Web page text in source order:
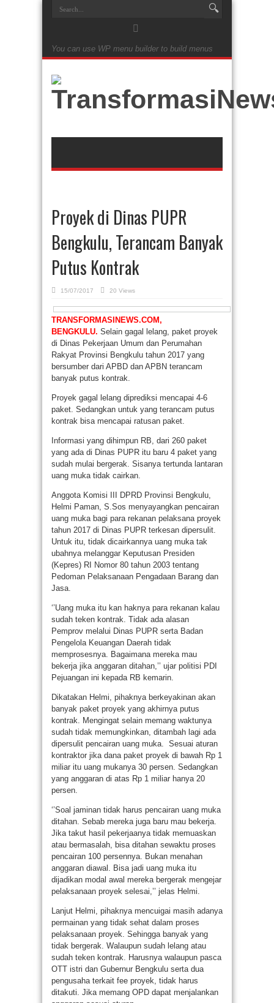
You can use WP menu builder to build menus
Proyek di Dinas PUPR
Bengkulu, Terancam Banyak
Putus Kontrak
15/07/2017 20 Views
TRANSFORMASINEWS.COM,
BENGKULU. Selain gagal lelang, paket proyek
di Dinas Pekerjaan Umum dan Perumahan
Rakyat Provinsi Bengkulu tahun 2017 yang
bersumber dari APBD dan APBN terancam
banyak putus kontrak.
Proyek gagal lelang diprediksi mencapai 4-6
paket. Sedangkan untuk yang terancam putus
kontrak bisa mencapai ratusan paket.
Informasi yang dihimpun RB, dari 260 paket
yang ada di Dinas PUPR itu baru 4 paket yang
sudah mulai bergerak. Sisanya tertunda lantaran
uang muka tidak cairkan.
Anggota Komisi III DPRD Provinsi Bengkulu,
Helmi Paman, S.Sos menyayangkan pencairan
uang muka bagi para rekanan pelaksana proyek
tahun 2017 di Dinas PUPR terkesan dipersulit.
Untuk itu, tidak dicairkannya uang muka tak
ubahnya melanggar Keputusan Presiden
(Kepres) RI Nomor 80 tahun 2003 tentang
Pedoman Pelaksanaan Pengadaan Barang dan
Jasa.
‘’Uang muka itu kan haknya para rekanan kalau
sudah teken kontrak. Tidak ada alasan
Pemprov melalui Dinas PUPR serta Badan
Pengelola Keuangan Daerah tidak
memprosesnya. Bagaimana mereka mau
bekerja jika anggaran ditahan,’’ ujar politisi PDI
Pejuangan ini kepada RB kemarin.
Dikatakan Helmi, pihaknya berkeyakinan akan
banyak paket proyek yang akhirnya putus
kontrak. Mengingat selain memang waktunya
sudah tidak memungkinkan, ditambah lagi ada
dipersulit pencairan uang muka. Sesuai aturan
kontraktor jika dana paket proyek di bawah Rp 1
miliar itu uang mukanya 30 persen. Sedangkan
yang anggaran di atas Rp 1 miliar hanya 20
persen.
‘’Soal jaminan tidak harus pencairan uang muka
ditahan. Sebab mereka juga baru mau bekerja.
Jika takut hasil pekerjaanya tidak memuaskan
atau bermasalah, bisa ditahan sewaktu proses
pencairan 100 persennya. Bukan menahan
anggaran diawal. Bisa jadi uang muka itu
dijadikan modal awal mereka bergerak mengejar
pelaksanaan proyek selesai,’’ jelas Helmi.
Lanjut Helmi, pihaknya mencuigai masih adanya
permainan yang tidak sehat dalam proses
pelaksanaan proyek. Sehingga banyak yang
tidak bergerak. Walaupun sudah lelang atau
sudah teken kontrak. Harusnya walaupun pasca
OTT istri dan Gubernur Bengkulu serta dua
pengusaha terkait fee proyek, tidak harus
ditakuti. Jika memang OPD dapat menjalankan